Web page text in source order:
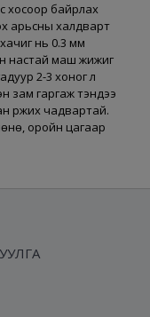
хосоор байрлах
арьсны халдварт
нь 0.3 мм
настай маш жижиг
2-3 хоног л
зам гаргаж тэндээ
үржих чадвартай.
оройн цагаар